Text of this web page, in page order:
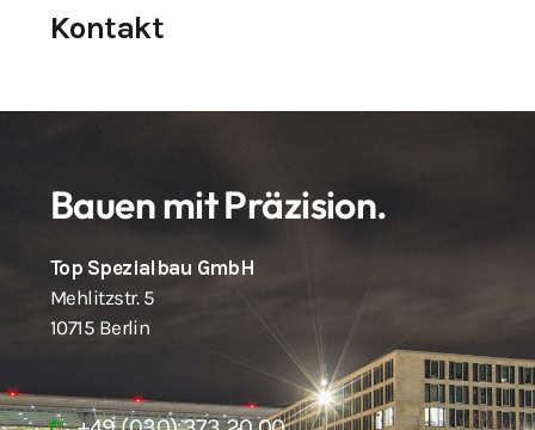
Kontakt
Bauen mit Präzision.
Top Spezialbau GmbH
Mehlitzstr. 5
10715 Berlin